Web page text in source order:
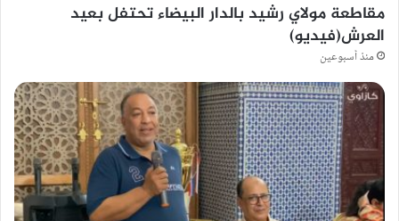
مقاطعة مولاي رشيد بالدار البيضاء تحتفل بعيد
العرش(فيديو)
منذ أسبوعين